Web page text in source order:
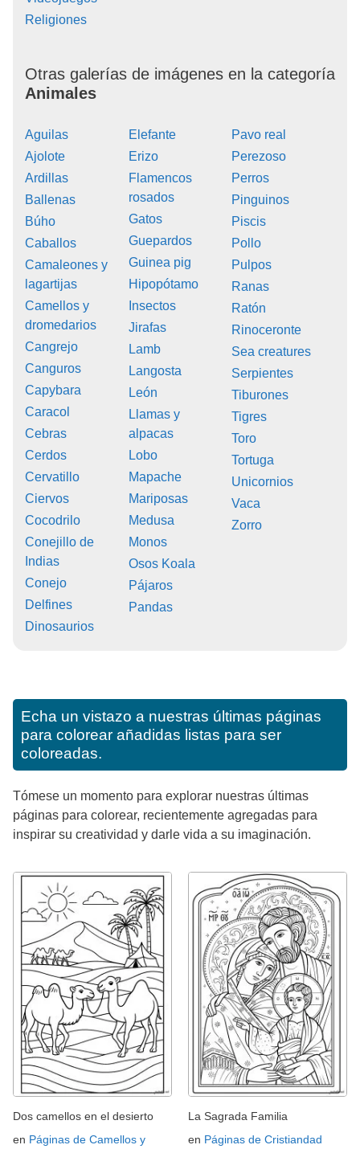
Religiones
Otras galerías de imágenes en la categoría
Animales
Aguilas
Ajolote
Ardillas
Ballenas
Búho
Caballos
Camaleones y
lagartijas
Camellos y
dromedarios
Cangrejo
Canguros
Capybara
Caracol
Cebras
Cerdos
Cervatillo
Ciervos
Cocodrilo
Conejillo de
Indias
Conejo
Delfines
Dinosaurios
Elefante
Erizo
Flamencos
rosados
Gatos
Guepardos
Guinea pig
Hipopótamo
Insectos
Jirafas
Lamb
Langosta
León
Llamas y
alpacas
Lobo
Mapache
Mariposas
Medusa
Monos
Osos Koala
Pájaros
Pandas
Pavo real
Perezoso
Perros
Pinguinos
Piscis
Pollo
Pulpos
Ranas
Ratón
Rinoceronte
Sea creatures
Serpientes
Tiburones
Tigres
Toro
Tortuga
Unicornios
Vaca
Zorro
Echa un vistazo a nuestras últimas páginas
para colorear añadidas listas para ser
coloreadas.
Tómese un momento para explorar nuestras últimas
páginas para colorear, recientemente agregadas para
inspirar su creatividad y darle vida a su imaginación.
Dos camellos en el desierto
en Páginas de Camellos y
La Sagrada Familia
en Páginas de Cristiandad